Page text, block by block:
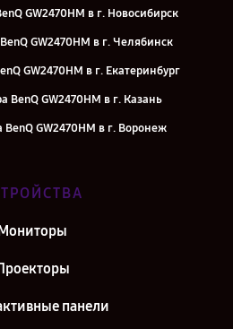
GW2470HM в г. Новосибирск
GW2470HM в г. Челябинск
GW2470HM в г. Екатеринбург
BenQ GW2470HM в г. Казань
GW2470HM в г. Воронеж
BenQ GW2470HM в г. Самара
GW2470HM в г. Санкт-Петербург
панели